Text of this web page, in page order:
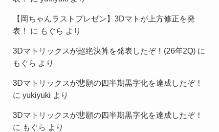
【岡ちゃんラストプレゼン】3Dマトが上方修正を発
表！
に もぐら より
3Dマトリックスが超絶決算を発表したぞ！(26年2Q)に
もぐら より
3Dマトリックスが悲願の四半期黒字化を達成したぞ！
に yukiyuki より
3Dマトリックスが悲願の四半期黒字化を達成したぞ！
に もぐら より